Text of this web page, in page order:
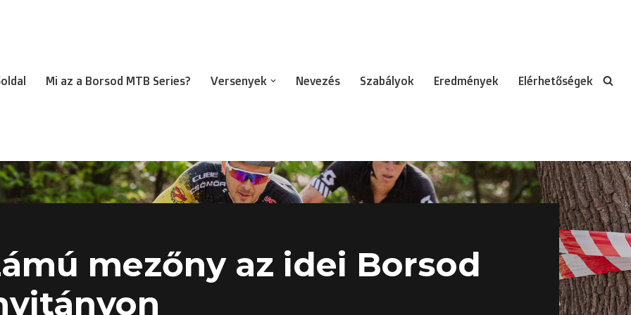
Mi az a Borsod MTB Series? Versenyek Nevezés Szabályok Eredmények Elérhetőségek
mezőny az idei Borsod